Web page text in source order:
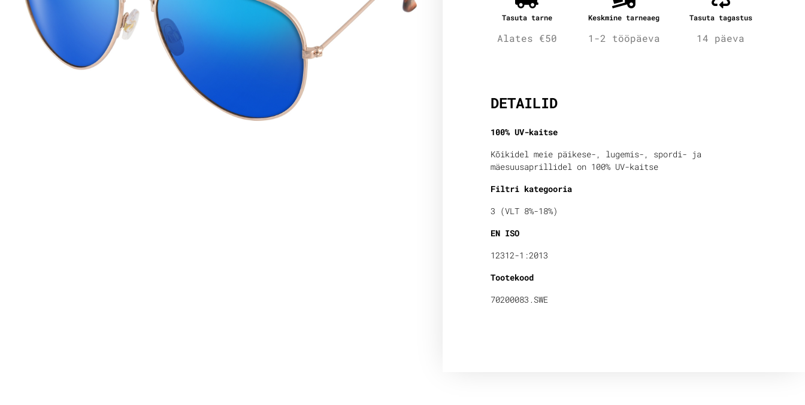
Tasuta tarne
Alates €50
Keskmine tarneaeg
1-2 tööpäeva
Tasuta tagastus
14 päeva
DETAILID
100% UV-kaitse
Kõikidel meie päikese-, lugemis-, spordi- ja
mäesuusaprillidel on 100% UV-kaitse
Filtri kategooria
3 (VLT 8%-18%)
EN ISO
12312-1:2013
Tootekood
70200083.SWE